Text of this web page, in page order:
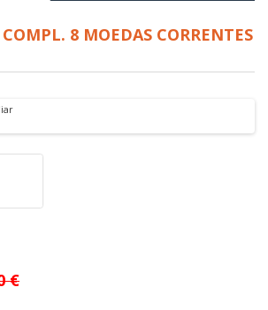
8 MOEDAS CORRENTES
€